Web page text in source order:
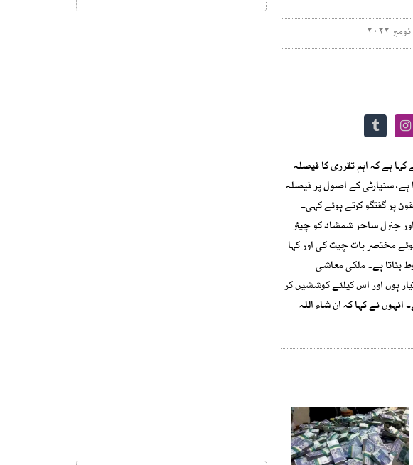
ہے کہ اہم تقرری کا فیصلہ
ہے، سنیارٹی کے اصول پر فیصلہ
پر گفتگو کرتے ہوئے کہی۔
جنرل ساحر شمشاد کو چیئر
مختصر بات چیت کی اور کہا
بناتا ہے۔ ملکی معاشی
ہوں اور اس کیلئے کوششیں کر
نے کہا کہ ان شاء اللہ